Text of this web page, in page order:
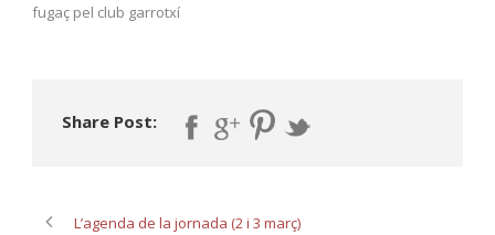
fugaç pel club garrotxí
Share Post:
L’agenda de la jornada (2 i 3 març)